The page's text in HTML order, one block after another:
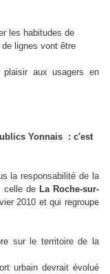
les habitudes de
lignes vont être
plaisir aux usagers en
Yonnais : c'est
la responsabilité de la
celle de La Roche-sur-
2010 et qui regroupe
sur le territoire de la
urbain devrait évolué